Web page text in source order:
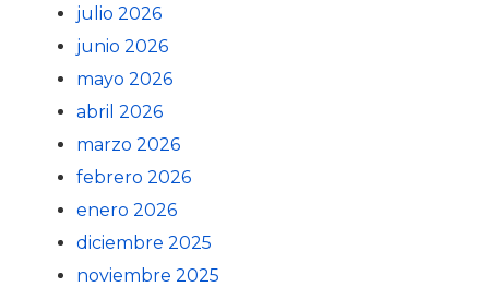
julio 2026
junio 2026
mayo 2026
abril 2026
marzo 2026
febrero 2026
enero 2026
diciembre 2025
noviembre 2025